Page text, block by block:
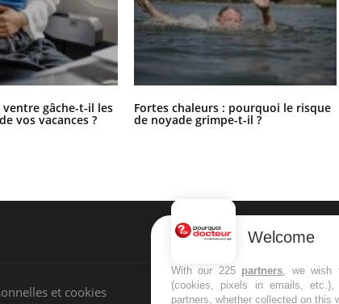
gâche-t-il les
vos vacances ?
Fortes chaleurs : pourquoi le risque
de noyade grimpe-t-il ?
et cookies
NEWSLETTER
Recevez toutes les
Welcome
With our 225 partners, we wish
(cookies, pixels in emails,
partners, whether collected on this